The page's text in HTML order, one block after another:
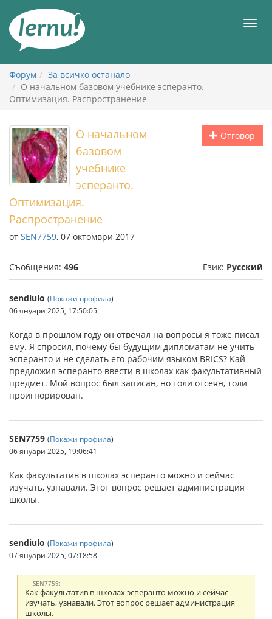
съдържанието
Форум
За всичко останало
О начальном базовом учебнике эсперанто.
Оптимизация. Распространение
Отговор
О начальном
базовом
учебнике
эсперанто.
Оптимизация.
Распространение
от SEN7759, 07 октомври 2017
Съобщения: 496 Език: Русский
sendiulo (Покажи профила)
06 януари 2025, 17:50:05
Когда в прошлом году он отвечал на вопросы я тоже писал
ему. Я спросил, почему бы будущим дипломатам не учить
эсперанто и не сделать его рабочим языком BRICS? Кай
предложил эсперанто ввести в школах как факультативный
предмет. Мой вопрос был записан, но толи отсеян, толи
проигнорирован.
SEN7759 (Покажи профила)
06 януари 2025, 19:06:41
Как факультатив в школах эсперанто можно и сейчас
изучать, узнавали. Этот вопрос решает администрация
школы.
sendiulo (Покажи профила)
07 януари 2025, 07:18:58
SEN7759:
Как факультатив в школах эсперанто можно и сейчас
изучать, узнавали. Этот вопрос решает администрация
школы.